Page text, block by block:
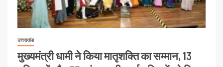
उत्तराखंड
मुख्यमंत्री धामी ने किया मातृशक्ति का सम्मान, 13